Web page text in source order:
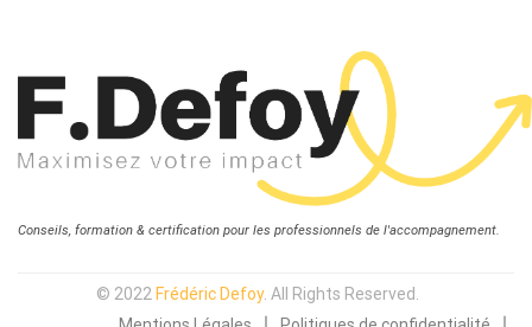
Conseils, formation & certification pour les professionnels de l'accompagnement.
© 2022 Frédéric Defoy. All Rights Reserved.